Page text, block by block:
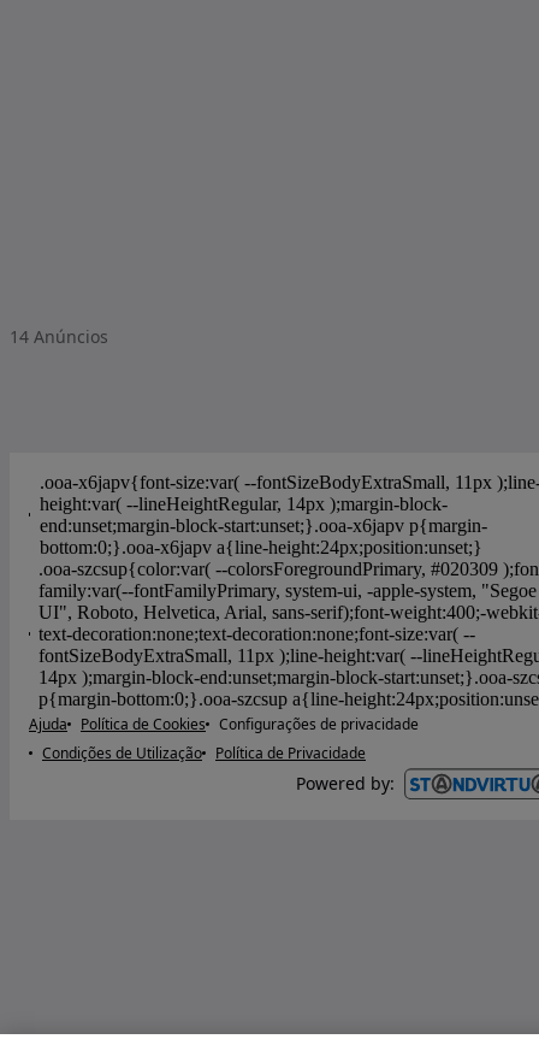
14 Anúncios
Ajuda Política de Cookies
Configurações de privacidade
Condições de Utilização
Política de Privacidade
Powered by: